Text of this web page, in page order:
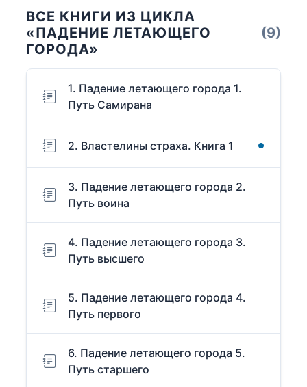
ВСЕ КНИГИ ИЗ ЦИКЛА
«ПАДЕНИЕ ЛЕТАЮЩЕГО
ГОРОДА»
(9)
1. Падение летающего города 1.
Путь Самирана
2. Властелины страха. Книга 1
3. Падение летающего города 2.
Путь воина
4. Падение летающего города 3.
Путь высшего
5. Падение летающего города 4.
Путь первого
6. Падение летающего города 5.
Путь старшего